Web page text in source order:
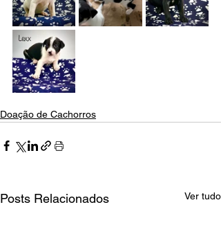
Doação de Cachorros
Posts Relacionados Ver tudo